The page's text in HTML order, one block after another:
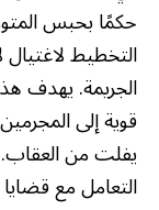
حكمًا بحبس
التخطيط
الجريمة. يهدف
قوية إلى
يفلت من
التعامل مع